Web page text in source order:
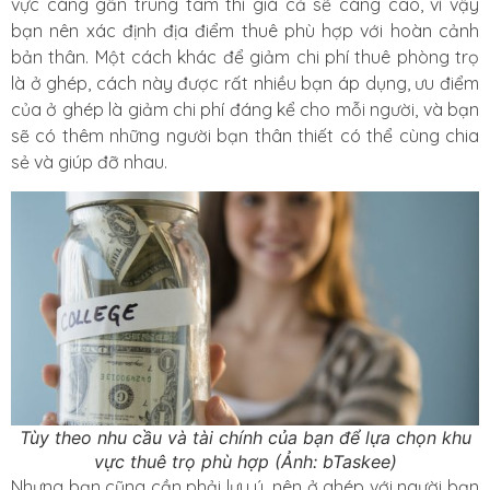
vực càng gần trung tâm thì giá cả sẽ càng cao, vì vậy
bạn nên xác định địa điểm thuê phù hợp với hoàn cảnh
bản thân. Một cách khác để giảm chi phí thuê phòng trọ
là ở ghép, cách này được rất nhiều bạn áp dụng, ưu điểm
của ở ghép là giảm chi phí đáng kể cho mỗi người, và bạn
sẽ có thêm những người bạn thân thiết có thể cùng chia
sẻ và giúp đỡ nhau.
Tùy theo nhu cầu và tài chính của bạn để lựa chọn khu
vực thuê trọ phù hợp (Ảnh: bTaskee)